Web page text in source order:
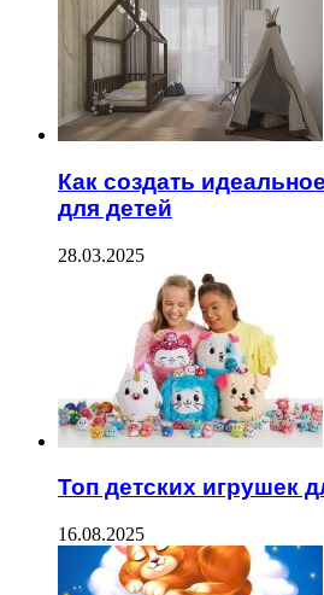
Как создать
для детей
28.03.2025
Топ детских игрушек
16.08.2025